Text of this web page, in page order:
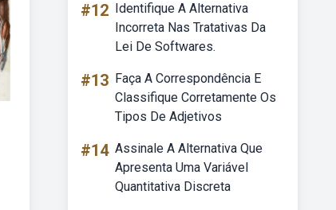
#12 Identifique A Alternativa
Incorreta Nas Tratativas Da
Lei De Softwares.
#13 Faça A Correspondência E
Classifique Corretamente Os
Tipos De Adjetivos
#14 Assinale A Alternativa Que
Apresenta Uma Variável
Quantitativa Discreta